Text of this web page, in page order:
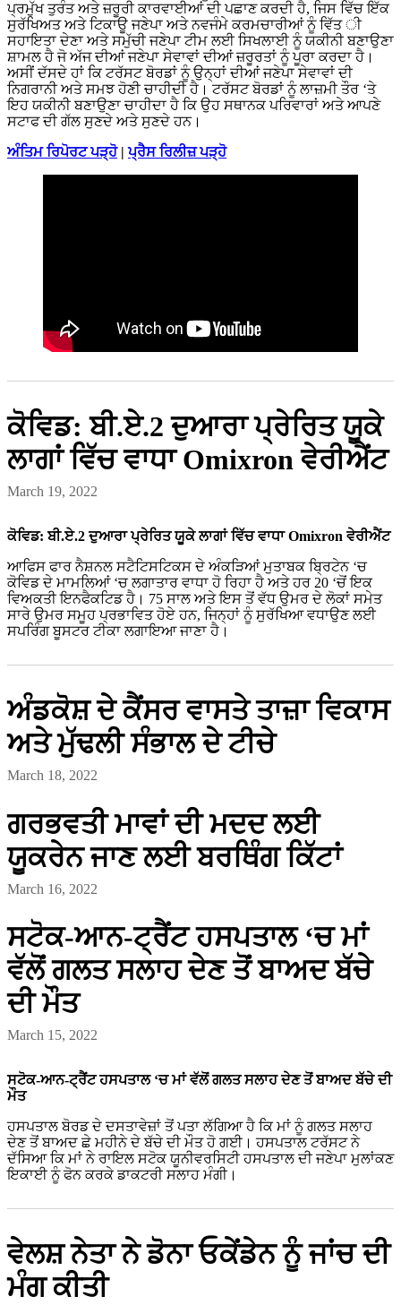
ਪ੍ਰਮੁੱਖ ਤੁਰੰਤ ਅਤੇ ਜ਼ਰੂਰੀ ਕਾਰਵਾਈਆਂ ਦੀ ਪਛਾਣ ਕਰਦੀ ਹੈ, ਜਿਸ ਵਿੱਚ ਇੱਕ
ਸੁਰੱਖਿਅਤ ਅਤੇ ਟਿਕਾਊ ਜਣੇਪਾ ਅਤੇ ਨਵਜੰਮੇ ਕਰਮਚਾਰੀਆਂ ਨੂੰ ਵਿੱਤ ੀ
ਸਹਾਇਤਾ ਦੇਣਾ ਅਤੇ ਸਮੁੱਚੀ ਜਣੇਪਾ ਟੀਮ ਲਈ ਸਿਖਲਾਈ ਨੂੰ ਯਕੀਨੀ ਬਣਾਉਣਾ
ਸ਼ਾਮਲ ਹੈ ਜੋ ਅੱਜ ਦੀਆਂ ਜਣੇਪਾ ਸੇਵਾਵਾਂ ਦੀਆਂ ਜ਼ਰੂਰਤਾਂ ਨੂੰ ਪੂਰਾ ਕਰਦਾ ਹੈ।
ਅਸੀਂ ਦੱਸਦੇ ਹਾਂ ਕਿ ਟਰੱਸਟ ਬੋਰਡਾਂ ਨੂੰ ਉਨ੍ਹਾਂ ਦੀਆਂ ਜਣੇਪਾ ਸੇਵਾਵਾਂ ਦੀ
ਨਿਗਰਾਨੀ ਅਤੇ ਸਮਝ ਹੋਣੀ ਚਾਹੀਦੀ ਹੈ। ਟਰੱਸਟ ਬੋਰਡਾਂ ਨੂੰ ਲਾਜ਼ਮੀ ਤੌਰ ‘ਤੇ
ਇਹ ਯਕੀਨੀ ਬਣਾਉਣਾ ਚਾਹੀਦਾ ਹੈ ਕਿ ਉਹ ਸਥਾਨਕ ਪਰਿਵਾਰਾਂ ਅਤੇ ਆਪਣੇ
ਸਟਾਫ ਦੀ ਗੱਲ ਸੁਣਦੇ ਅਤੇ ਸੁਣਦੇ ਹਨ।
ਅੰਤਿਮ ਰਿਪੋਰਟ ਪੜ੍ਹੋ|ਪ੍ਰੈਸ ਰਿਲੀਜ਼ ਪੜ੍ਹੋ
ਕੋਵਿਡ: ਬੀ.ਏ.2 ਦੁਆਰਾ ਪ੍ਰੇਰਿਤ ਯੂਕੇ
ਲਾਗਾਂ ਵਿੱਚ ਵਾਧਾ Omixron ਵੇਰੀਐਂਟ
March 19, 2022
ਕੋਵਿਡ: ਬੀ.ਏ.2 ਦੁਆਰਾ ਪ੍ਰੇਰਿਤ ਯੂਕੇ ਲਾਗਾਂ ਵਿੱਚ ਵਾਧਾ Omixron ਵੇਰੀਐਂਟ
ਆਫਿਸ ਫਾਰ ਨੈਸ਼ਨਲ ਸਟੈਟਿਸਟਿਕਸ ਦੇ ਅੰਕੜਿਆਂ ਮੁਤਾਬਕ ਬ੍ਰਿਟੇਨ ‘ਚ
ਕੋਵਿਡ ਦੇ ਮਾਮਲਿਆਂ ‘ਚ ਲਗਾਤਾਰ ਵਾਧਾ ਹੋ ਰਿਹਾ ਹੈ ਅਤੇ ਹਰ 20 ‘ਚੋਂ ਇਕ
ਵਿਅਕਤੀ ਇਨਫੈਕਟਿਡ ਹੈ। 75 ਸਾਲ ਅਤੇ ਇਸ ਤੋਂ ਵੱਧ ਉਮਰ ਦੇ ਲੋਕਾਂ ਸਮੇਤ
ਸਾਰੇ ਉਮਰ ਸਮੂਹ ਪ੍ਰਭਾਵਿਤ ਹੋਏ ਹਨ, ਜਿਨ੍ਹਾਂ ਨੂੰ ਸੁਰੱਖਿਆ ਵਧਾਉਣ ਲਈ
ਸਪਰਿੰਗ ਬੂਸਟਰ ਟੀਕਾ ਲਗਾਇਆ ਜਾਣਾ ਹੈ।
ਅੰਡਕੋਸ਼ ਦੇ ਕੈਂਸਰ ਵਾਸਤੇ ਤਾਜ਼ਾ ਵਿਕਾਸ
ਅਤੇ ਮੁੱਢਲੀ ਸੰਭਾਲ ਦੇ ਟੀਚੇ
March 18, 2022
ਗਰਭਵਤੀ ਮਾਵਾਂ ਦੀ ਮਦਦ ਲਈ
ਯੂਕਰੇਨ ਜਾਣ ਲਈ ਬਰਥਿੰਗ ਕਿੱਟਾਂ
March 16, 2022
ਸਟੋਕ-ਆਨ-ਟ੍ਰੈਂਟ ਹਸਪਤਾਲ ‘ਚ ਮਾਂ
ਵੱਲੋਂ ਗਲਤ ਸਲਾਹ ਦੇਣ ਤੋਂ ਬਾਅਦ ਬੱਚੇ
ਦੀ ਮੌਤ
March 15, 2022
ਸਟੋਕ-ਆਨ-ਟ੍ਰੈਂਟ ਹਸਪਤਾਲ ‘ਚ ਮਾਂ ਵੱਲੋਂ ਗਲਤ ਸਲਾਹ ਦੇਣ ਤੋਂ ਬਾਅਦ ਬੱਚੇ ਦੀ
ਮੌਤ
ਹਸਪਤਾਲ ਬੋਰਡ ਦੇ ਦਸਤਾਵੇਜ਼ਾਂ ਤੋਂ ਪਤਾ ਲੱਗਿਆ ਹੈ ਕਿ ਮਾਂ ਨੂੰ ਗਲਤ ਸਲਾਹ
ਦੇਣ ਤੋਂ ਬਾਅਦ ਛੇ ਮਹੀਨੇ ਦੇ ਬੱਚੇ ਦੀ ਮੌਤ ਹੋ ਗਈ। ਹਸਪਤਾਲ ਟਰੱਸਟ ਨੇ
ਦੱਸਿਆ ਕਿ ਮਾਂ ਨੇ ਰਾਇਲ ਸਟੋਕ ਯੂਨੀਵਰਸਿਟੀ ਹਸਪਤਾਲ ਦੀ ਜਣੇਪਾ ਮੁਲਾਂਕਣ
ਇਕਾਈ ਨੂੰ ਫੋਨ ਕਰਕੇ ਡਾਕਟਰੀ ਸਲਾਹ ਮੰਗੀ।
ਵੇਲਸ਼ ਨੇਤਾ ਨੇ ਡੋਨਾ ਓਕੇਂਡੇਨ ਨੂੰ ਜਾਂਚ ਦੀ
ਮੰਗ ਕੀਤੀ